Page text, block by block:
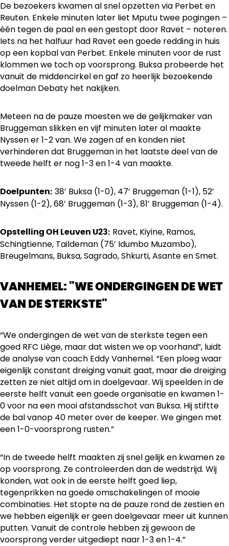
De bezoekers kwamen al snel opzetten via Perbet en
Reuten. Enkele minuten later liet Mputu twee pogingen –
één tegen de paal en een gestopt door Ravet – noteren.
Iets na het halfuur had Ravet een goede redding in huis
op een kopbal van Perbet. Enkele minuten voor de rust
klommen we toch op voorsprong. Buksa probeerde het
vanuit de middencirkel en gaf zo heerlijk bezoekende
doelman Debaty het nakijken.
Meteen na de pauze moesten we de gelijkmaker van
Bruggeman slikken en vijf minuten later al maakte
Nyssen er 1-2 van. We zagen af en konden niet
verhinderen dat Bruggeman in het laatste deel van de
tweede helft er nog 1-3 en 1-4 van maakte.
Doelpunten: 38’ Buksa (1-0), 47’ Bruggeman (1-1), 52’
Nyssen (1-2), 68’ Bruggeman (1-3), 81’ Bruggeman (1-4).
Opstelling OH Leuven U23: Ravet, Kiyine, Ramos,
Schingtienne, Taildeman (75’ Idumbo Muzambo),
Breugelmans, Buksa, Sagrado, Shkurti, Asante en Smet.
VANHEMEL: "WE ONDERGINGEN DE WET
VAN DE STERKSTE"
“We ondergingen de wet van de sterkste tegen een
goed RFC Liège, maar dat wisten we op voorhand”, luidt
de analyse van coach Eddy Vanhemel. “Een ploeg waar
eigenlijk constant dreiging vanuit gaat, maar die dreiging
zetten ze niet altijd om in doelgevaar. Wij speelden in de
eerste helft vanuit een goede organisatie en kwamen 1-
0 voor na een mooi afstandsschot van Buksa. Hij stiftte
de bal vanop 40 meter over de keeper. We gingen met
een 1-0-voorsprong rusten.”
“In de tweede helft maakten zij snel gelijk en kwamen ze
op voorsprong. Ze controleerden dan de wedstrijd. Wij
konden, wat ook in de eerste helft goed liep,
tegenprikken na goede omschakelingen of mooie
combinaties. Het stopte na de pauze rond de zestien en
we hebben eigenlijk er geen doelgevaar meer uit kunnen
putten. Vanuit de controle hebben zij gewoon de
voorsprong verder uitgediept naar 1-3 en 1-4.”